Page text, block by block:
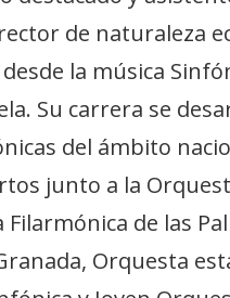
de naturaleza
la música
Su carrera se
del ámbito
junto a la
de las
Orquesta